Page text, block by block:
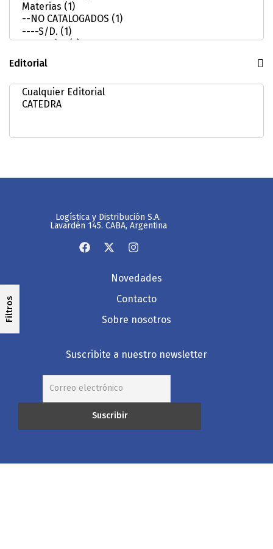
Editorial
Filtros
Logística y Distribución S.A.
Lavardén 145. CABA, Argentina
Novedades
Contacto
Sobre nosotros
Suscribite a nuestro newsletter